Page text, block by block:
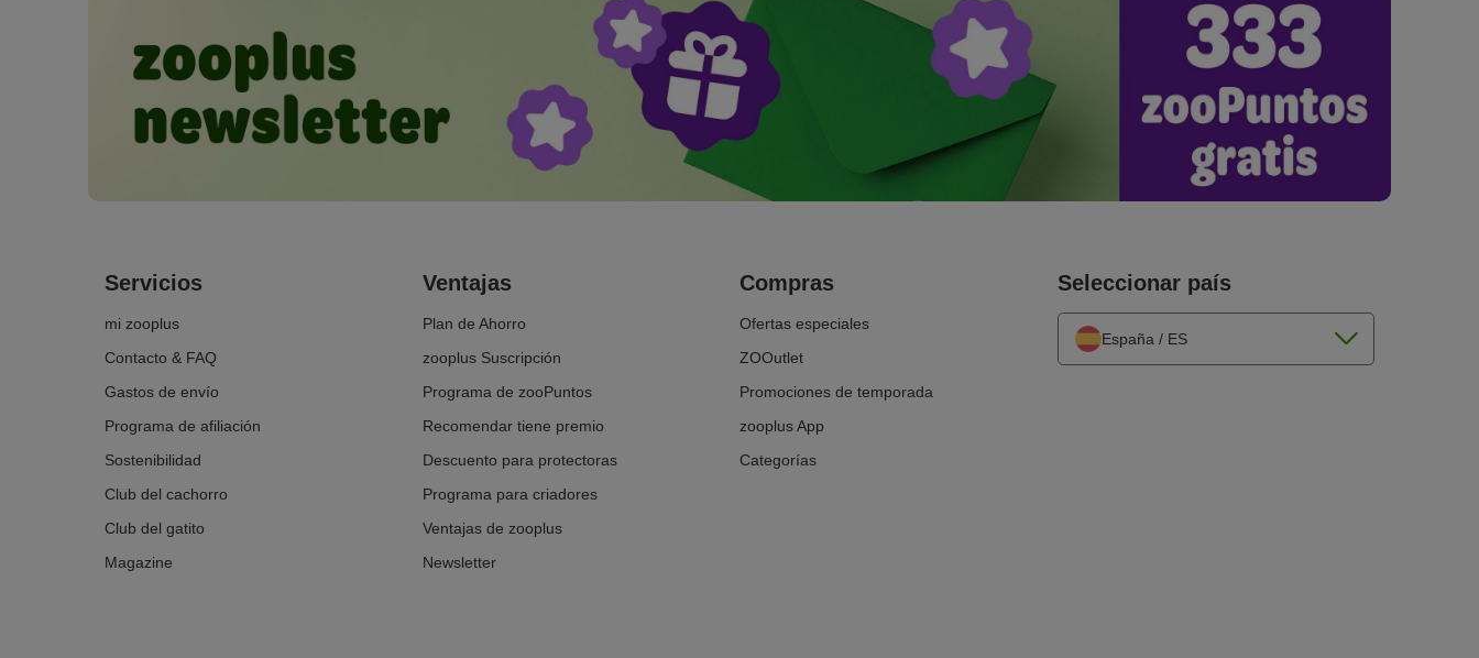
Servicios
mi zooplus
Contacto & FAQ
Gastos de envío
Programa de afiliación
Sostenibilidad
Club del cachorro
Club del gatito
Magazine
Ventajas
Plan de Ahorro
zooplus Suscripción
Programa de zooPuntos
Recomendar tiene premio
Descuento para protectoras
Programa para criadores
Ventajas de zooplus
Newsletter
Compras
Ofertas especiales
ZOOutlet
Promociones de temporada
zooplus App
Categorías
Seleccionar país
España / ES